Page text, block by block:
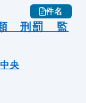
件名
類 刑罰 監
中央